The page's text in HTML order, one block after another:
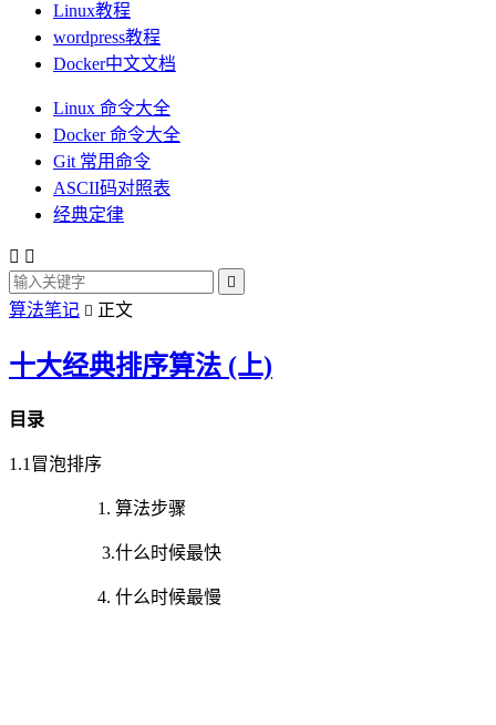
Linux教程
wordpress教程
Docker中文文档
Linux 命令大全
Docker 命令大全
Git 常用命令
ASCII码对照表
经典定律
 

算法笔记  正文
十大经典排序算法 (上)
目录
1.1冒泡排序
1. 算法步骤
3.什么时候最快
4. 什么时候最慢